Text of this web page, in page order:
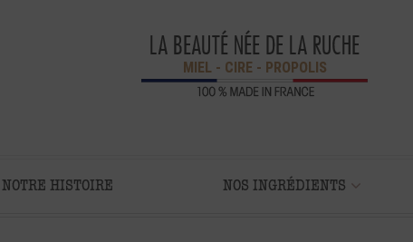
LA BEAUTÉ NÉE DE LA RUCHE
MIEL - CIRE - PROPOLIS
NOTRE HISTOIRE NOS INGRÉDIENTS